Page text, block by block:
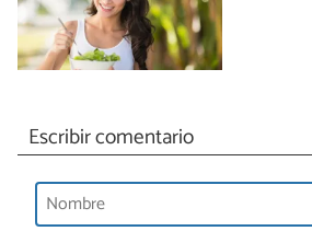
Escribir comentario